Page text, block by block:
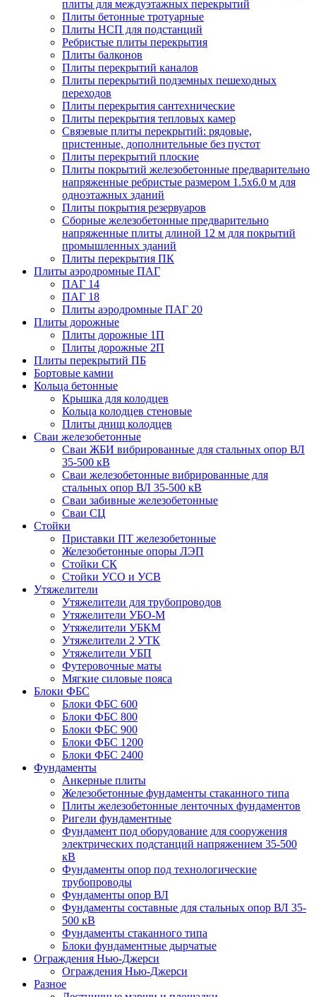
плиты для междуэтажных перекрытий
Плиты бетонные тротуарные
Плиты НСП для подстанций
Ребристые плиты перекрытия
Плиты балконов
Плиты перекрытий каналов
Плиты перекрытий подземных пешеходных
переходов
Плиты перекрытия сантехнические
Плиты перекрытия тепловых камер
Связевые плиты перекрытий: рядовые,
пристенные, дополнительные без пустот
Плиты перекрытий плоские
Плиты покрытий железобетонные предварительно
напряженные ребристые размером 1.5х6.0 м для
одноэтажных зданий
Плиты покрытия резервуаров
Сборные железобетонные предварительно
напряженные плиты длиной 12 м для покрытий
промышленных зданий
Плиты перекрытия ПК
Плиты аэродромные ПАГ
ПАГ 14
ПАГ 18
Плиты аэродромные ПАГ 20
Плиты дорожные
Плиты дорожные 1П
Плиты дорожные 2П
Плиты перекрытий ПБ
Бортовые камни
Кольца бетонные
Крышка для колодцев
Кольца колодцев стеновые
Плиты днищ колодцев
Сваи железобетонные
Сваи ЖБИ вибрированные для стальных опор ВЛ
35-500 кВ
Сваи железобетонные вибрированные для
стальных опор ВЛ 35-500 кВ
Сваи забивные железобетонные
Сваи СЦ
Стойки
Приставки ПТ железобетонные
Железобетонные опоры ЛЭП
Стойки СК
Стойки УСО и УСВ
Утяжелители
Утяжелители для трубопроводов
Утяжелители УБО-М
Утяжелители УБКМ
Утяжелители 2 УТК
Утяжелители УБП
Футеровочные маты
Мягкие силовые пояса
Блоки ФБС
Блоки ФБС 600
Блоки ФБС 800
Блоки ФБС 900
Блоки ФБС 1200
Блоки ФБС 2400
Фундаменты
Анкерные плиты
Железобетонные фундаменты стаканного типа
Плиты железобетонные ленточных фундаментов
Ригели фундаментные
Фундамент под оборудование для сооружения
электрических подстанций напряжением 35-500
кВ
Фундаменты опор под технологические
трубопроводы
Фундаменты опор ВЛ
Фундаменты составные для стальных опор ВЛ 35-
500 кВ
Фундаменты стаканного типа
Блоки фундаментные дырчатые
Ограждения Нью-Джерси
Ограждения Нью-Джерси
Разное